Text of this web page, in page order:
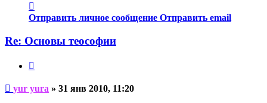
информация
пользователя
yura
Отправить личное сообщение Отправить email
Re: Основы теософии
Непрочитанное
сообщение
yur yura » 31 янв 2010, 11:20